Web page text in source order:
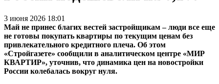
3 июня 2026 18:01
Май не принес благих вестей застройщикам – люди все еще
не готовы покупать квартиры по текущим ценам без
привлекательного кредитного плеча. Об этом
«Стройгазете» сообщили в аналитическом центре «МИР
КВАРТИР», уточнив, что динамика цен на новостройки
России колебалась вокруг нуля.